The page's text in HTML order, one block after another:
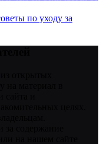
по уходу за